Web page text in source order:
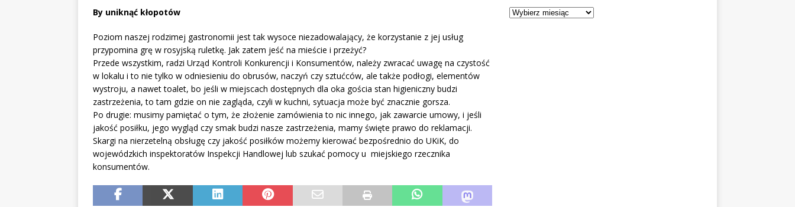
By uniknąć kłopotów
Poziom naszej rodzimej gastronomii jest tak wysoce niezadowalający, że korzystanie z jej usług
przypomina grę w rosyjską ruletkę. Jak zatem jeść na mieście i przeżyć?
Przede wszystkim, radzi Urząd Kontroli Konkurencji i Konsumentów, należy zwracać uwagę na czystość
w lokalu i to nie tylko w odniesieniu do obrusów, naczyń czy sztućców, ale także podłogi, elementów
wystroju, a nawet toalet, bo jeśli w miejscach dostępnych dla oka gościa stan higieniczny budzi
zastrzeżenia, to tam gdzie on nie zagląda, czyli w kuchni, sytuacja może być znacznie gorsza.
Po drugie: musimy pamiętać o tym, że złożenie zamówienia to nic innego, jak zawarcie umowy, i jeśli
jakość posiłku, jego wygląd czy smak budzi nasze zastrzeżenia, mamy święte prawo do reklamacji.
Skargi na nierzetelną obsługę czy jakość posiłków możemy kierować bezpośrednio do UKiK, do
wojewódzkich inspektoratów Inspekcji Handlowej lub szukać pomocy u miejskiego rzecznika
konsumentów.